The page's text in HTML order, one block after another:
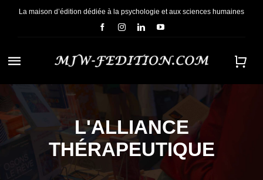
PasserLa maison d’édition dédiée à la psychologie et aux sciences humaines
Navigation
à
bascule
ACCUEIL
NOUS CONNAÎTREL'ALLIANCE
THÉRAPEUTIQUE